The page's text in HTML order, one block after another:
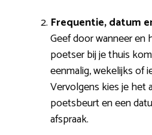
Frequentie, datum
Geef door wanneer en
poetser bij je thuis
eenmalig, wekelijks of
Vervolgens kies je het
poetsbeurt en een
afspraak.